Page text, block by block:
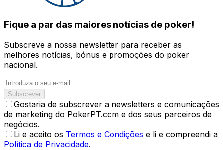
Fique a par das maiores notícias de poker!
Subscreve a nossa newsletter para receber as
melhores notícias, bónus e promoções do poker
nacional.
Subscrever
Gostaria de subscrever a newsletters e comunicações
de marketing do PokerPT.com e dos seus parceiros de
negócios.
Li e aceito os Termos e Condições e li e compreendi a
Política de Privacidade.